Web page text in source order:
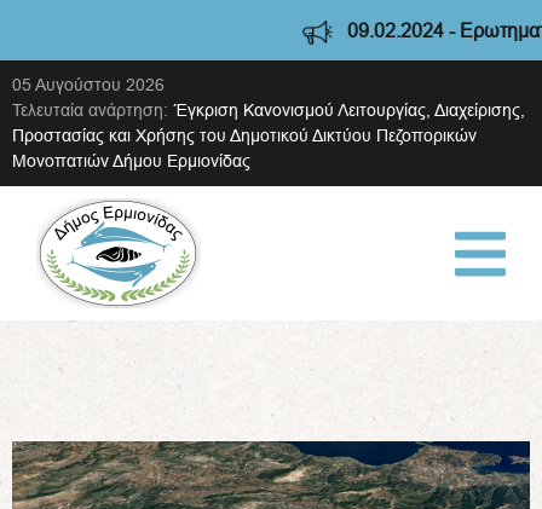
09.02.2024 -
05 Αυγούστου 2026
Τελευταία ανάρτηση: Έγκριση Κανονισμού Λειτουργίας, Διαχείρισης,
Προστασίας και Χρήσης του Δημοτικού Δικτύου Πεζοπορικών
Μονοπατιών Δήμου Ερμιονίδας